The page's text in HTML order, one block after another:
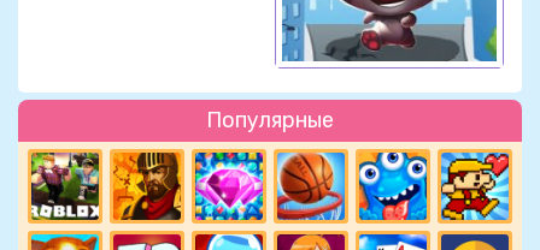
Популярные